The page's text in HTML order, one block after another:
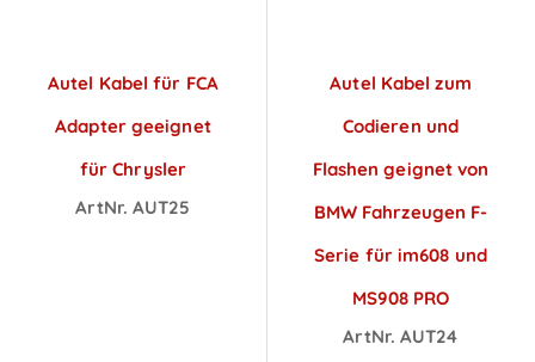
Autel Kabel für FCA
Adapter geeignet
für Chrysler
ArtNr. AUT25
Autel Kabel zum
Codieren und
Flashen geignet von
BMW Fahrzeugen F-
Serie für im608 und
MS908 PRO
ArtNr. AUT24